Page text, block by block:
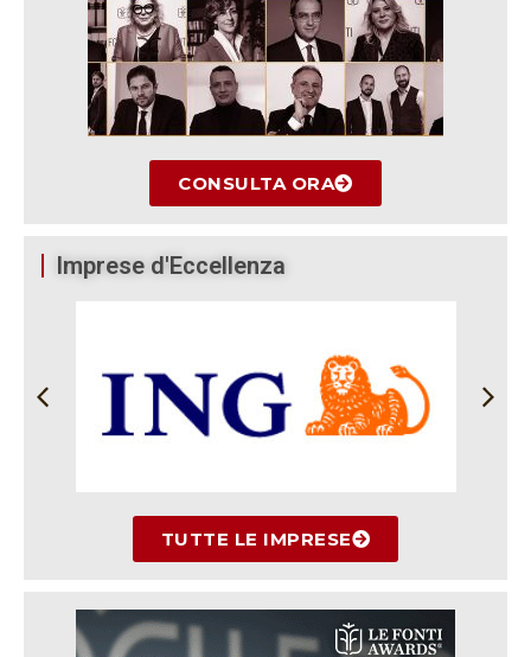
CONSULTA ORA
Imprese d'Eccellenza
TUTTE LE IMPRESE